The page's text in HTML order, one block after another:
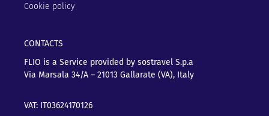
Cookie policy
CONTACTS
FLIO is a Service provided by sostravel S.p.a
Via Marsala 34/A – 21013 Gallarate (VA), Italy
VAT: IT03624170126